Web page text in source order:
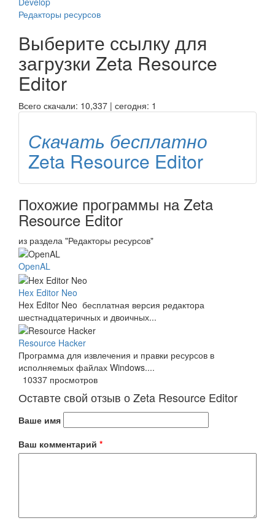
Редакторы ресурсов
Выберите ссылку для
загрузки Zeta Resource
Editor
Всего скачали: 10,337 | сегодня: 1
Скачать бесплатно
Zeta Resource Editor
Похожие программы на Zeta
Resource Editor
из раздела "Редакторы ресурсов"
OpenAL
Hex Editor Neo
Hex Editor Neo бесплатная версия редактора
шестнадцатеричных и двоичных...
Resource Hacker
Программа для извлечения и правки ресурсов в
исполняемых файлах Windows....
10337 просмотров
Оставте свой отзыв о Zeta Resource Editor
Ваше имя
Ваш комментарий *